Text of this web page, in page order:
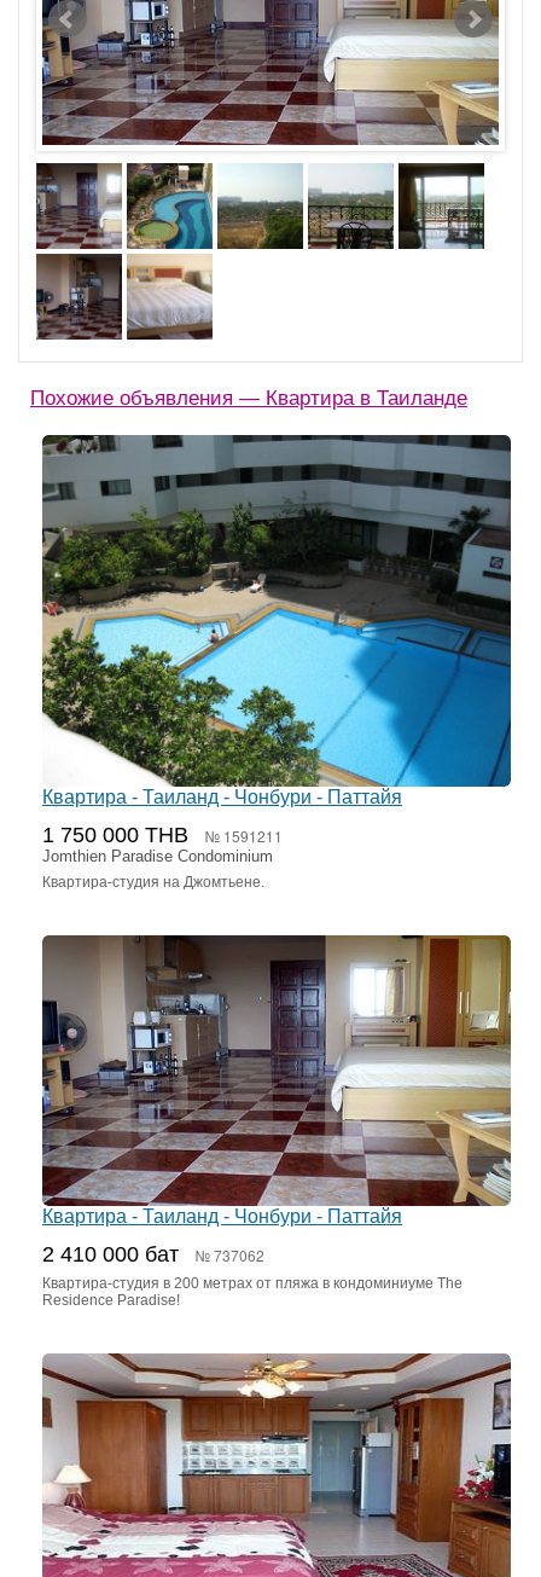
Похожие объявления — Квартира в Таиланде
Квартира - Таиланд - Чонбури - Паттайя
1 750 000 THB № 1591211
Jomthien Paradise Condominium
Квартира-студия на Джомтьене.
Квартира - Таиланд - Чонбури - Паттайя
2 410 000 бат № 737062
Квартира-студия в 200 метрах от пляжа в кондоминиуме The
Residence Paradise!